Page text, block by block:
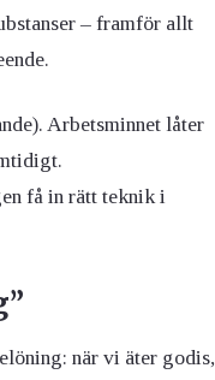
– framför allt
Arbetsminnet låter
få in rätt teknik i
när vi äter godis,